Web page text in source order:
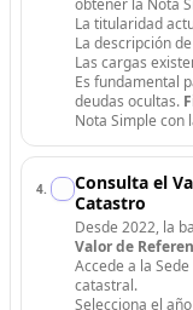
obtener la Nota
La titularidad
La descripción
Las cargas
Es fundamental
deudas ocultas.
Nota Simple con
4.
Consulta el
Catastro
Desde 2022, la
Valor de
Accede a la
catastral.
Selecciona el